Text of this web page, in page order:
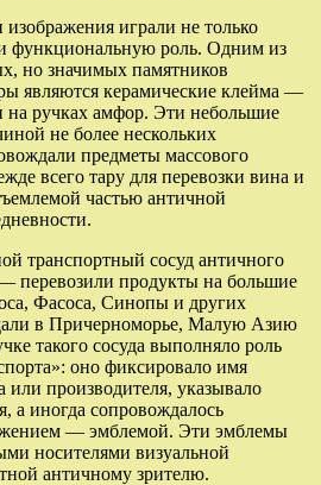
играли не только
функциональную роль. Одним из
но значимых памятников
являются керамические клейма —
на ручках амфор. Эти небольшие
не более нескольких
предметы массового
всего тару для перевозки вина и
частью античной
транспортный сосуд античного
перевозили продукты на большие
Фасоса, Синопы и других
в Причерноморье, Малую Азию
такого сосуда выполняло роль
оно фиксировало имя
или производителя, указывало
а иногда сопровождалось
— эмблемой. Эти эмблемы
носителями визуальной
античному зрителю.